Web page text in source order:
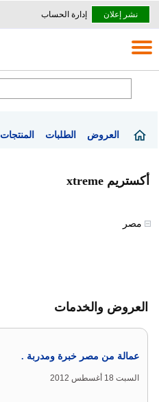
نشر إعلان إدارة الحساب
العروض الطلبات المنتجات
أكستريم xtreme
مصر
العروض والخدمات
عمالة من مصر خبرة ومدربة .
السبت 18 أغسطس 2012